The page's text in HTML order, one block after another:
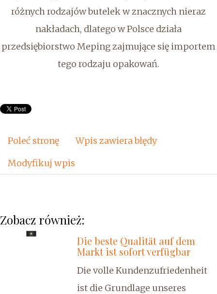
różnych rodzajów butelek w znacznych nieraz
nakładach, dlatego w Polsce działa
przedsiębiorstwo Meping zajmujące się importem
tego rodzaju opakowań.
Poleć stronę
Wpis zawiera błędy
Modyfikuj wpis
Zobacz również:
Die beste Qualität auf dem
Markt ist sofort verfügbar
Die volle Kundenzufriedenheit
ist die Grundlage unseres